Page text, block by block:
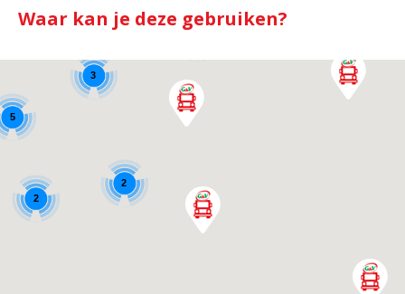
Waar kan je deze gebruiken?
5
5
3
2
2